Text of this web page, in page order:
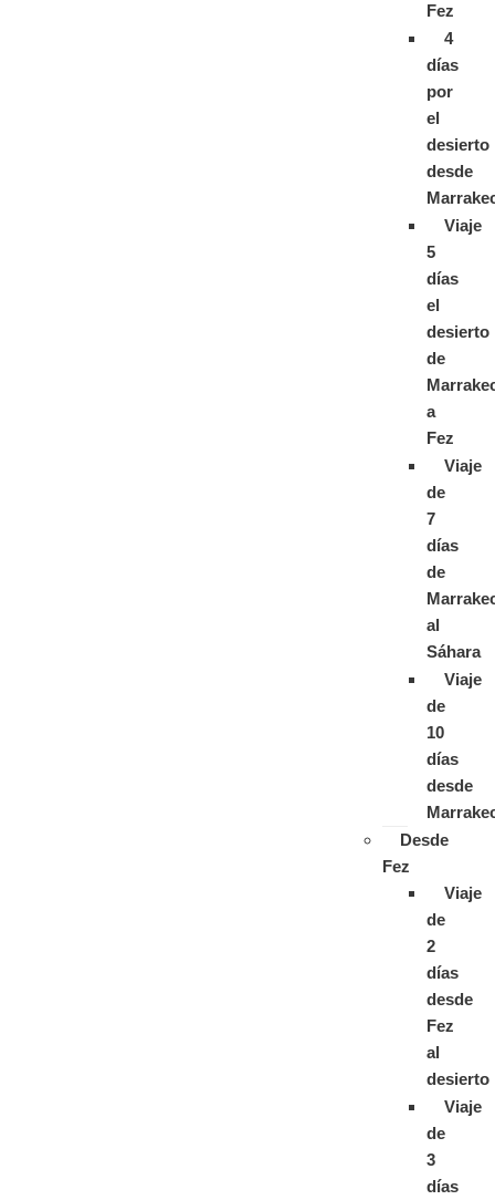
Fez
4
días
por
el
desierto
desde
Viaje
5
días
el
desierto
de
a
Fez
Viaje
de
7
días
de
al
Sáhara
Viaje
de
10
días
desde
Desde
Fez
Viaje
de
2
días
desde
Fez
al
desierto
Viaje
de
3
días